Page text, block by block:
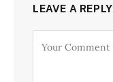
LEAVE A REPLY